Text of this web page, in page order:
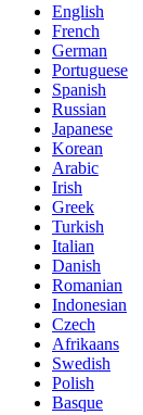
English
French
German
Portuguese
Spanish
Russian
Japanese
Korean
Arabic
Irish
Greek
Turkish
Italian
Danish
Romanian
Indonesian
Czech
Afrikaans
Swedish
Polish
Basque